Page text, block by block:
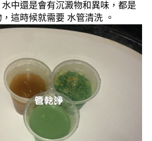
中還是會有沉澱物和異味，都是
這時候就需要 水管清洗 。